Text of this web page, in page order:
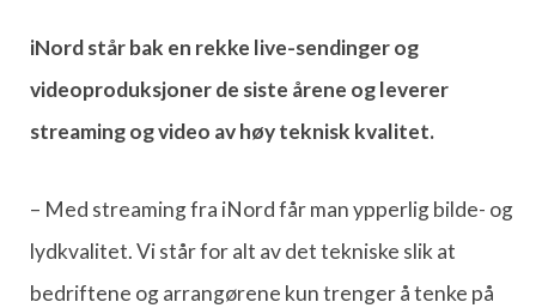
iNord står bak en rekke live-sendinger og
videoproduksjoner de siste årene og leverer
streaming og video av høy teknisk kvalitet.
– Med streaming fra iNord får man ypperlig bilde- og
lydkvalitet. Vi står for alt av det tekniske slik at
bedriftene og arrangørene kun trenger å tenke på